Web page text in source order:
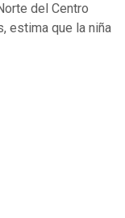
del Centro
estima que la niña